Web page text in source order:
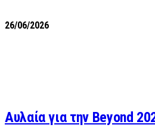
26/06/2026
Αυλαία για την Beyond